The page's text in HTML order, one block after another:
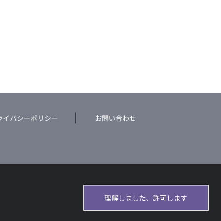
イバシーポリシー お問い合わせ
理解しました、許可します